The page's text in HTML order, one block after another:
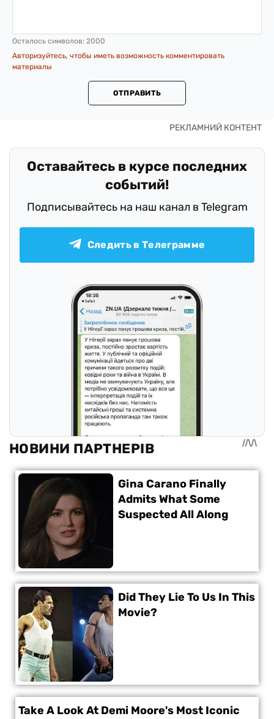
Осталось символов: 2000
Авторизуйтесь, чтобы иметь возможность комментировать
материалы
ОТПРАВИТЬ
Оставайтесь в курсе последних
событий!
Подписывайтесь на наш канал в Telegram
Следить в Телеграмме